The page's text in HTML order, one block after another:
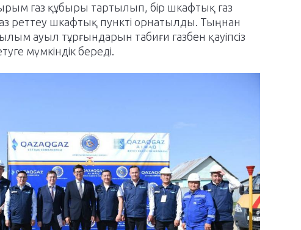
газ құбыры тартылып, бір шкафтық газ
реттеу шкафтық пункті орнатылды. Тыңнан
ауыл тұрғындарын табиғи газбен қауіпсіз
мүмкіндік береді.